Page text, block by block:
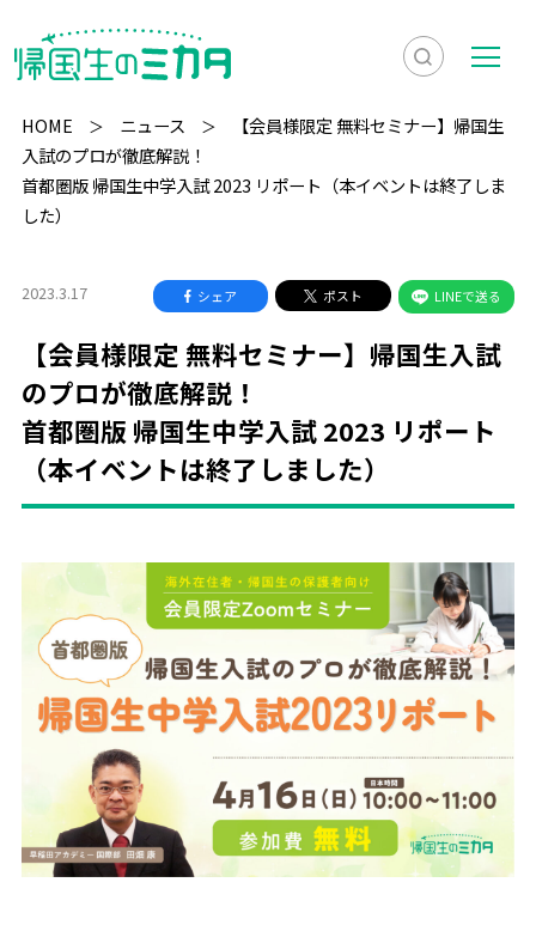
索
検
索
表
メ
ニ
ー
HOME ニュース
【会員様限定 無料セミナー】帰国生
入試のプロが徹底解説！
首都圏版 帰国生中学入試 2023 リポート（本イベントは終了しま
した）
2023.3.17 シェア ポスト LINEで送る
【会員様限定 無料セミナー】帰国生入試
のプロが徹底解説！
首都圏版 帰国生中学入試 2023 リポート
（本イベントは終了しました）